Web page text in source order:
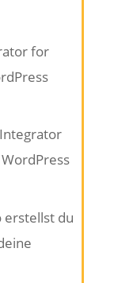
for
erstellst du